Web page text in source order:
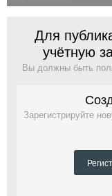
Для
учётную
Вы должны быть
Зарегистрируйте